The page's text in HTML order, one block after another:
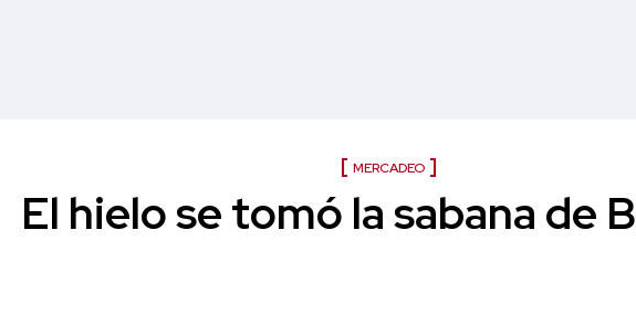
MERCADEO
El hielo se tomó la sabana de